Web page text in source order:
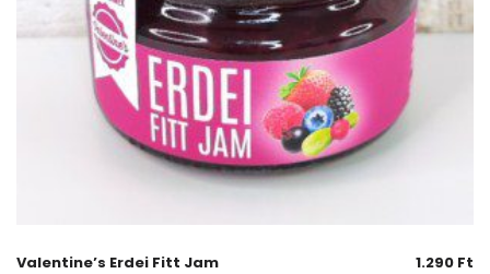
Valentine’s Erdei Fitt Jam 1.290 Ft